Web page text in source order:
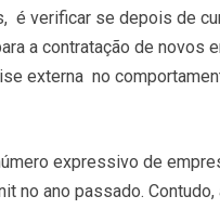
é verificar se depois de
a contratação de novos
externa no
expressivo de
no ano passado.